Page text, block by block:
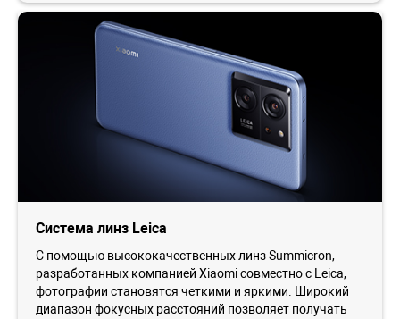
Система линз Leica
С помощью высококачественных линз Summicron,
разработанных компанией Xiaomi совместно с Leica,
фотографии становятся четкими и яркими. Широкий
диапазон фокусных расстояний позволяет получать